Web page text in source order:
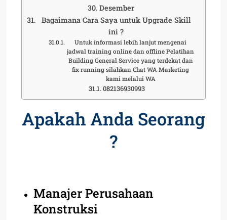
Desember
Bagaimana Cara Saya untuk Upgrade Skill
ini ?
Untuk informasi lebih lanjut mengenai
jadwal training online dan offline Pelatihan
Building General Service yang terdekat dan
fix running silahkan Chat WA Marketing
kami melalui WA
082136930993
Apakah Anda Seorang
?
Manajer Perusahaan
Konstruksi